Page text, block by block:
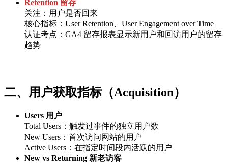
Retention 留存
关注：用户是否回来
核心指标：User Retention、User Engagement over Time
认证考点：GA4 留存报表显示新用户和回访用户的留存
趋势
二、用户获取指标（Acquisition）
Users 用户
Total Users：触发过事件的独立用户数
New Users：首次访问网站的用户
Active Users：在指定时间段内活跃的用户
New vs Returning 新老访客